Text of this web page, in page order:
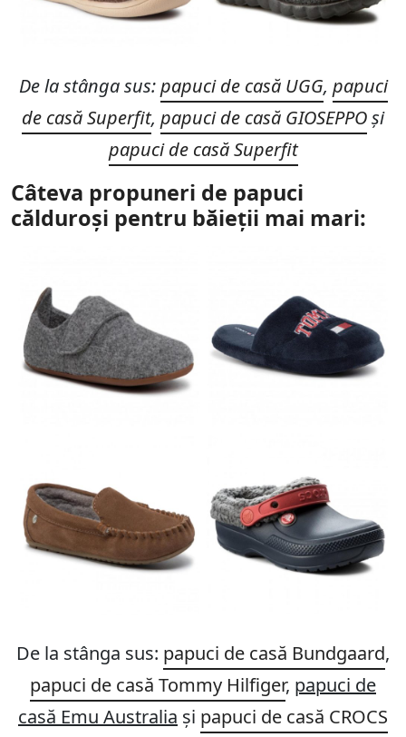
De la stânga sus:papuci de casă UGG, papuci
de casă Superfit, papuci de casă GIOSEPPOși
papuci de casă Superfit
Câteva propuneri de papuci
călduroși pentru băieții mai mari:
De la stânga sus: papuci de casă Bundgaard,
papuci de casă Tommy Hilfiger, papuci de
casă Emu Australia și papuci de casă CROCS